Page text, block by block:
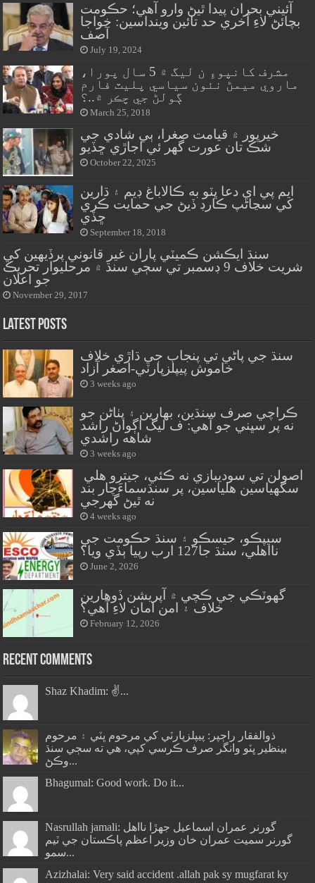
آئيني بحران پيدا ٿيڻ وارو آهي؛ حڪومت
بچائڻ لاءِ آخري حد تائين وينداسين: خواجا
آصف
July 19, 2024
مشرف کانپوءِ ن ليگ ۾ 5 سال پورا،
ماروي ميمڻ نئون سياسي پليٽ فارم
ڳولڻ جي چڪر ۾..؟
March 25, 2018
خيرپور ۾ قيامت صغرا، ٻي شادي جي
شڪ تان عورت گهر ئي اجاڙي ڇڏيو
October 22, 2025
ايم پي اي دعا ڀٽو به ڪالاباغ ڊيم ۽ ڌارين
کي سڃاڻپ ڪارڊ ڏيڻ جي حمايت ڪري
ڇڏي
September 18, 2018
سنڌ ايڪشن ڪميٽي پاران غير قانوني پرڏيهين کي
شريت خلاف 9 ڊسمبر تي سڄي سنڌ ۾ مرحليوار تحريڪ
جو اعلان
November 29, 2017
Latest Posts
سنڌ جي پاڻي تي پنجاب جي ڌاڙي خلاف
خاموش پيپلزپارٽي-اصغر آزاد
3 weeks ago
ڪراچي صرف سنڌين، بهارين ۽ پٺاڻن جو
نه پر سڀني جو آهي: ف ليگ اڳواڻ راشد
شاهه راشدي
3 weeks ago
سگهياسين هلياسين، پر سنڌسماءَچار بند
نه ٿيڻ گهرجي
4 weeks ago
سيپڪو، حيسڪو ۽ سنڌ حڪومت جي
نااهلي، سنڌ جا127 ارب رپيا ٻڏي ويا؟
June 2, 2026
گهوٽڪي جي ڪچي ۾ آپريشن ڏوهارين
خلاف ۽ امن امان لاءِ آهي؟
February 12, 2026
Recent Comments
Shaz Khadim: ✌️...
ذوالفقار راڄپر: پيپلزپارٽي کي مرحوم ڀٽي ۽ مرحوم
بينظير ڀٽو وانگر صرف ڪرسي کپي، هي ته سڄي سنڌ
وڪڻ...
Bhagumal: Good work. Do it...
Nasrullah jamali: گورنر عمران اسماعيل جھڙا نااهل
گورنر سميت عمران خان وزير اعظم پاڪستان جي ٽيم
سمو...
Azizhalai: Very said accident .allah pak sy mugfarat ky